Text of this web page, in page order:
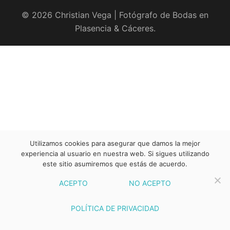
© 2026 Christian Vega | Fotógrafo de Bodas en
Plasencia & Cáceres.
Utilizamos cookies para asegurar que damos la mejor
experiencia al usuario en nuestra web. Si sigues utilizando
este sitio asumiremos que estás de acuerdo.
ACEPTO NO ACEPTO
POLÍTICA DE PRIVACIDAD